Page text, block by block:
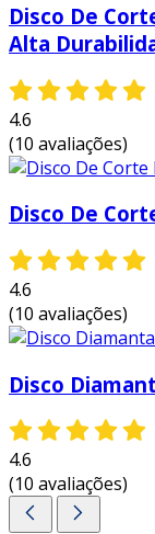
Disco De
Alta
4.6
(10 avaliações)
Disco De
4.6
(10 avaliações)
Disco
4.6
(10 avaliações)